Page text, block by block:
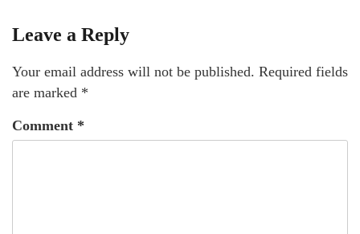
Leave a Reply
Your email address will not be published. Required fields
are marked *
Comment *